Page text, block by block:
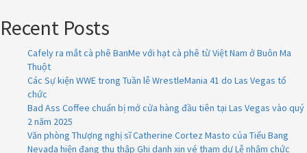
Recent Posts
Cafely ra mắt cà phê BanMe với hạt cà phê từ Việt Nam ở Buôn Ma
Thuột
Các Sự kiện WWE trong Tuần lễ WrestleMania 41 do Las Vegas tổ
chức
Bad Ass Coffee chuẩn bị mở cửa hàng đầu tiên tại Las Vegas vào quý
2 năm 2025
Văn phòng Thượng nghị sĩ Catherine Cortez Masto của Tiểu Bang
Nevada hiện đang thu thập Ghi danh xin vé tham dự Lễ nhậm chức